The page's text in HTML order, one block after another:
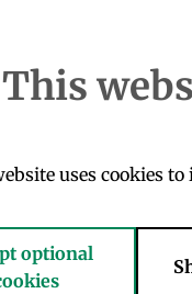
tocco finale.
glassatura, farcita
naturale
whisky 18%
totale ingredienti,
Uova fresche,
naturale
This
uses cookies
optional